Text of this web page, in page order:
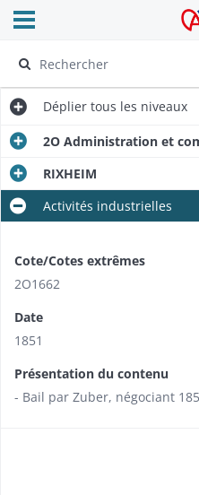
Archives
Ouvrir le menu déroulant
Déplier tous les niveaux
2O Administration et
RIXHEIM
Activités industrielles
Cote/Cotes extrêmes
2O1662
Date
1851
Présentation du contenu
- Bail par Zuber, négociant